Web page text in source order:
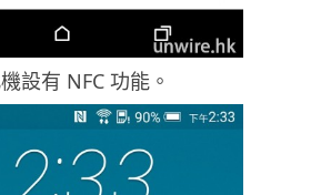
設有 NFC 功能。